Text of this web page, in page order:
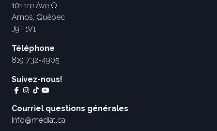
101 1re Ave O
Amos, Québec
J9T 1V1
Téléphone
819 732-4905
Suivez-nous!
Courriel questions générales
info@mediat.ca